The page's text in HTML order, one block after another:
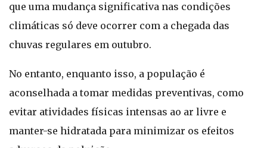
que uma mudança significativa nas condições
climáticas só deve ocorrer com a chegada das
chuvas regulares em outubro.
No entanto, enquanto isso, a população é
aconselhada a tomar medidas preventivas, como
evitar atividades físicas intensas ao ar livre e
manter-se hidratada para minimizar os efeitos